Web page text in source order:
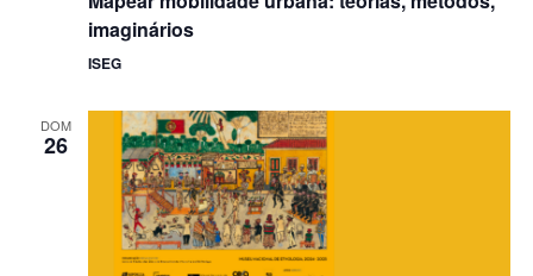
imaginários
ISEG
DOM
26